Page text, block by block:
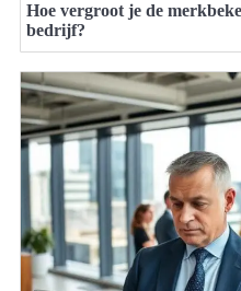
Hoe vergroot je de
bedrijf?